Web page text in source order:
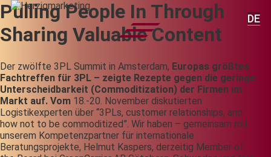
DE
Pulling People In Through
Sharing Valuable Content
Der zwölfte 3PL Summit in Amsterdam, Europas größtes
Fachtreffen für 3PL – zeigte Rezepte gegen die geringe
Unterscheidbarkeit (Commoditization) der Firmen im
Markt auf. Vom 18.-20. November diskutierten
Logistikexperten über “3PLs, customer relationships, and
how not to be commoditized”. Wir haben – gemeinsam mit
unserem Kompetenzpartner für internationale
Beratungsprojekte, Helmut Kaspers, derzeitig Member of